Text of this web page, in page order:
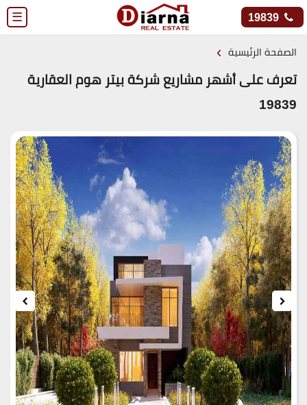
☰ 19839
الصفحة الرئيسية ›
تعرف على أشهر مشاريع شركة بيتر هوم العقارية
19839